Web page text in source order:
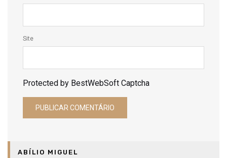
Site
Protected by BestWebSoft Captcha
ABÍLIO MIGUEL